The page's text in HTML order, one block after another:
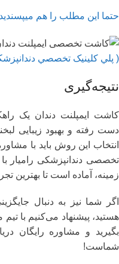
حتما این مطلب را هم
( پلي کلينیک تخصصي
نتیجه‌گیری
کاشت ایمپلنت دندان یک
دست رفته و بهبود زیبایی
انتخاب این روش باید با
تخصصی دندانپزشکی رامیار
زمینه، آماده است تا بهترین
اگر شما نیز به دنبال
هستید، پیشنهاد می‌کنیم با
بگیرید و مشاوره رایگان
شماست!